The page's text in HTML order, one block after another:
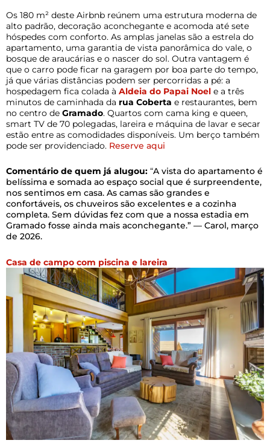
Os 180 m² deste Airbnb reúnem uma estrutura moderna de
alto padrão, decoração aconchegante e acomoda até sete
hóspedes com conforto. As amplas janelas são a estrela do
apartamento, uma garantia de vista panorâmica do vale, o
bosque de araucárias e o nascer do sol. Outra vantagem é
que o carro pode ficar na garagem por boa parte do tempo,
já que várias distâncias podem ser percorridas a pé: a
hospedagem fica colada à Aldeia do Papai Noel e a três
minutos de caminhada da rua Coberta e restaurantes, bem
no centro de Gramado. Quartos com cama king e queen,
smart TV de 70 polegadas, lareira e máquina de lavar e secar
estão entre as comodidades disponíveis. Um berço também
pode ser providenciado. Reserve aqui
Comentário de quem já alugou: “A vista do apartamento é
belíssima e somada ao espaço social que é surpreendente,
nos sentimos em casa. As camas são grandes e
confortáveis, os chuveiros são excelentes e a cozinha
completa. Sem dúvidas fez com que a nossa estadia em
Gramado fosse ainda mais aconchegante.” — Carol, março
de 2026.
Casa de campo com piscina e lareira